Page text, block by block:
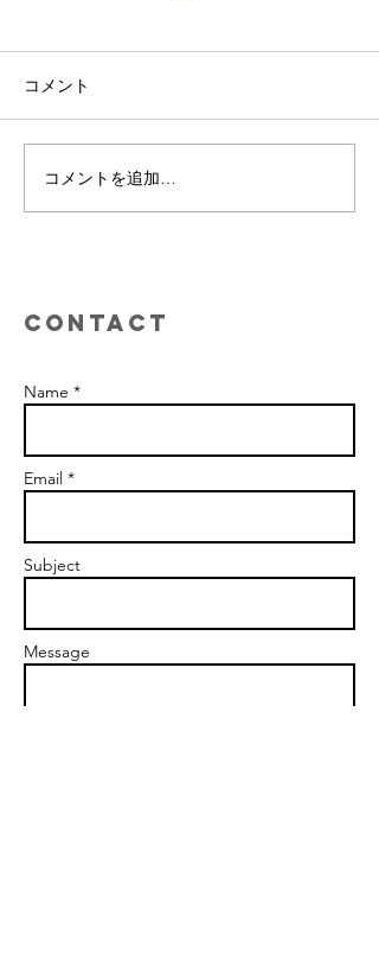
メディア掲載
コメント
コメントを追加…
Contact
Name *
Email *
Subject
Message